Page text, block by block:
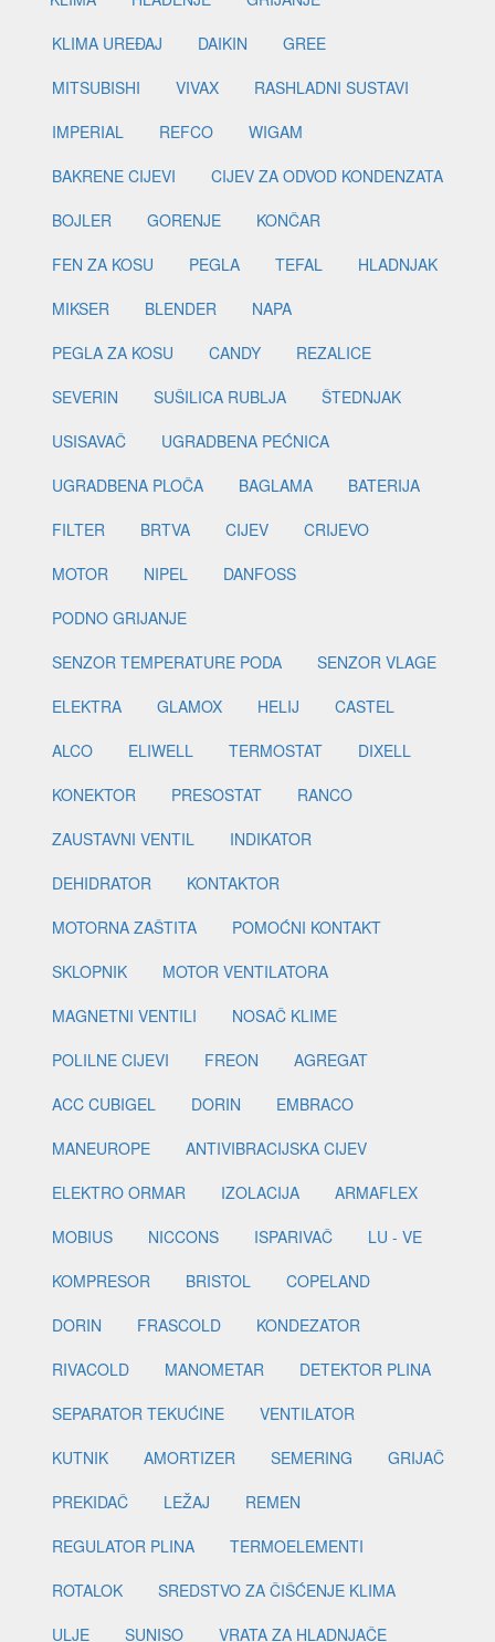
KLIMA UREĐAJ
DAIKIN
GREE
MITSUBISHI
VIVAX
RASHLADNI SUSTAVI
IMPERIAL
REFCO
WIGAM
BAKRENE CIJEVI
CIJEV ZA ODVOD KONDENZATA
BOJLER
GORENJE
KONČAR
FEN ZA KOSU
PEGLA TEFAL
HLADNJAK
MIKSER
BLENDER
NAPA
PEGLA ZA KOSU
CANDY
REZALICE
SEVERIN
SUŠILICA RUBLJA
ŠTEDNJAK
USISAVAČ
UGRADBENA PEĆNICA
UGRADBENA PLOČA
BAGLAMA
BATERIJA
FILTER
BRTVA CIJEV
CRIJEVO
MOTOR
NIPEL
DANFOSS
PODNO GRIJANJE
SENZOR TEMPERATURE PODA
SENZOR VLAGE
ELEKTRA
GLAMOX HELIJ
CASTEL
ALCO
ELIWELL TERMOSTAT
DIXELL
KONEKTOR
PRESOSTAT
RANCO
ZAUSTAVNI VENTIL
INDIKATOR
DEHIDRATOR
KONTAKTOR
MOTORNA ZAŠTITA
POMOĆNI KONTAKT
SKLOPNIK
MOTOR VENTILATORA
MAGNETNI VENTILI
NOSAČ KLIME
POLILNE CIJEVI
FREON
AGREGAT
ACC CUBIGEL
DORIN
EMBRACO
MANEUROPE
ANTIVIBRACIJSKA CIJEV
ELEKTRO ORMAR
IZOLACIJA
ARMAFLEX
MOBIUS
NICCONS ISPARIVAČ
LU - VE
KOMPRESOR
BRISTOL
COPELAND
DORIN
FRASCOLD
KONDEZATOR
RIVACOLD
MANOMETAR
DETEKTOR PLINA
SEPARATOR TEKUĆINE
VENTILATOR
KUTNIK
AMORTIZER SEMERING
GRIJAČ
PREKIDAČ
LEŽAJ
REMEN
REGULATOR PLINA
TERMOELEMENTI
ROTALOK
SREDSTVO ZA ČIŠĆENJE KLIMA
ULJE
SUNISO VRATA ZA HLADNJAČE